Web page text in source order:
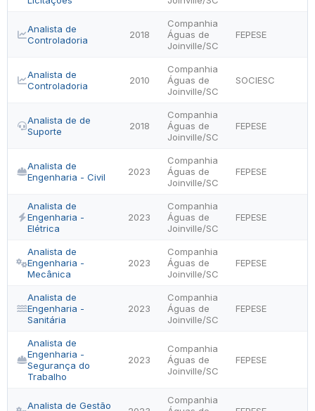
Analista de
Controladoria
2018
Companhia
Águas de
Joinville/SC
FEPESE
Analista de
Controladoria
2010
Companhia
Águas de
Joinville/SC
SOCIESC
Analista de de
Suporte
2018
Companhia
Águas de
Joinville/SC
FEPESE
Analista de
Engenharia - Civil
2023
Companhia
Águas de
Joinville/SC
FEPESE
Analista de
Engenharia -
Elétrica
2023
Companhia
Águas de
Joinville/SC
FEPESE
Analista de
Engenharia -
Mecânica
2023
Companhia
Águas de
Joinville/SC
FEPESE
Analista de
Engenharia -
Sanitária
2023
Companhia
Águas de
Joinville/SC
FEPESE
Analista de
Engenharia -
Segurança do
Trabalho
2023
Companhia
Águas de
Joinville/SC
FEPESE
Analista de Gestão
Companhia